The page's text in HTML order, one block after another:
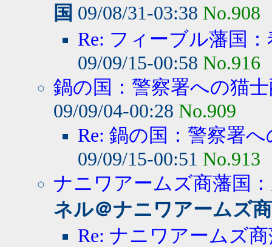
国 09/08/31-03:38 No.908
Re: フィーブル藩国
09/09/15-00:58 No.916
鍋の国：警察署への猫
09/09/04-00:28 No.909
Re: 鍋の国：警察署
09/09/15-00:51 No.913
ナニワアームズ商藩国
ネル＠ナニワアームズ
Re: ナニワアームズ